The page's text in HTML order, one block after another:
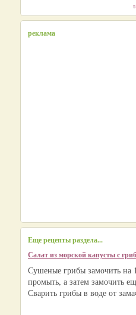
реклама
Еще рецепты раздела...
Салат из морской капусты с
Сушеные грибы замочить на
промыть, а затем замочить
Сварить грибы в воде от